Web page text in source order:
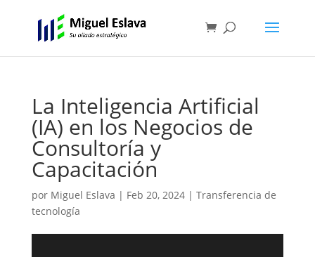
La Inteligencia Artificial
(IA) en los Negocios de
Consultoría y
Capacitación
por Miguel Eslava | Feb 20, 2024| Transferencia de
tecnología